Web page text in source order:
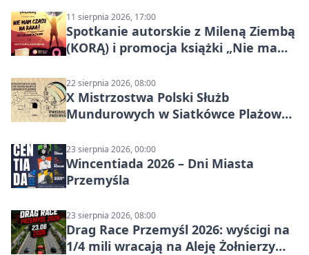
11 sierpnia 2026, 17:00
Spotkanie autorskie z Mileną Ziembą
(KORĄ) i promocja książki „Nie mam
22 sierpnia 2026, 08:00
X Mistrzostwa Polski Służb
Mundurowych w Siatkówce Plażowej
23 sierpnia 2026, 00:00
Wincentiada 2026 – Dni Miasta
Przemyśla
23 sierpnia 2026, 08:00
Drag Race Przemyśl 2026: wyścigi na
1/4 mili wracają na Aleję Żołnierzy